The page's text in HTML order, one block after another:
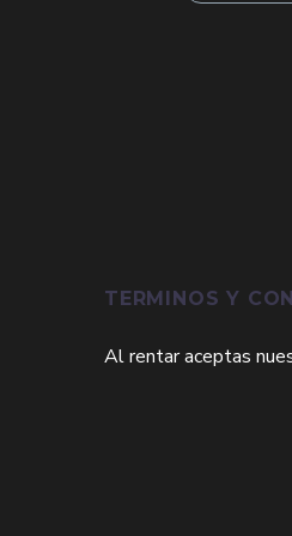
TERMINOS Y
Al rentar aceptas